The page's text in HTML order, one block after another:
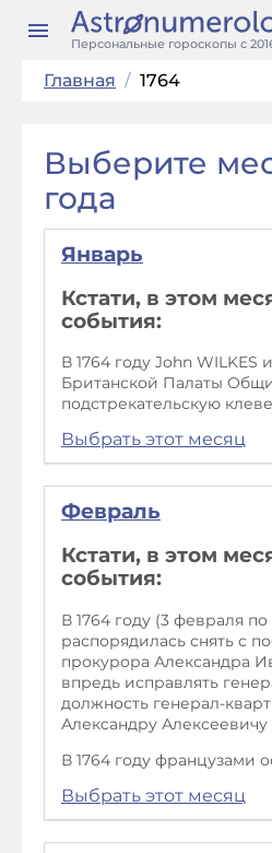
Персональные гороскопы с
Главная / 1764
Выберите
года
Январь
Кстати, в этом
события:
В 1764 году John WILKES
Британской Палаты
подстрекательскую
Выбрать этот месяц
Февраль
Кстати, в этом
события:
В 1764 году (3 февраля
распорядилась снять с
прокурора Александра
впредь исправлять
должность генерал-
Александру
В 1764 году французами
Выбрать этот месяц